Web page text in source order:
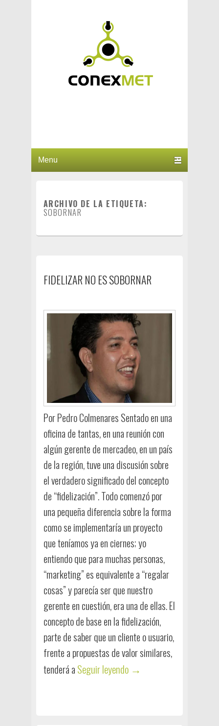
Menú principal
Saltar al contenido principal
Saltar al contenido secundario
ARCHIVO DE LA ETIQUETA:
SOBORNAR
FIDELIZAR NO ES SOBORNAR
Por Pedro Colmenares Sentado en una
oficina de tantas, en una reunión con
algún gerente de mercadeo, en un país
de la región, tuve una discusión sobre
el verdadero significado del concepto
de “fidelización”. Todo comenzó por
una pequeña diferencia sobre la forma
como se implementaría un proyecto
que teníamos ya en ciernes; yo
entiendo que para muchas personas,
“marketing” es equivalente a “regalar
cosas” y parecía ser que nuestro
gerente en cuestión, era una de ellas. El
concepto de base en la fidelización,
parte de saber que un cliente o usuario,
frente a propuestas de valor similares,
tenderá a Seguir leyendo →